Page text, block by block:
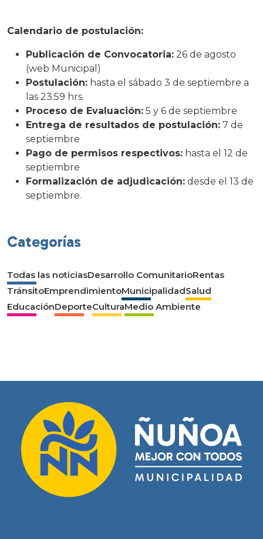
Calendario de postulación:
Publicación de Convocatoria: 26 de agosto
(web Municipal)
Postulación: hasta el sábado 3 de septiembre a
las 23:59 hrs.
Proceso de Evaluación: 5 y 6 de septiembre
Entrega de resultados de postulación: 7 de
septiembre
Pago de permisos respectivos: hasta el 12 de
septiembre
Formalización de adjudicación: desde el 13 de
septiembre.
Categorías
Todas las noticiasDesarrollo ComunitarioRentas
TránsitoEmprendimientoMunicipalidadSalud
EducaciónDeporteCulturaMedio Ambiente